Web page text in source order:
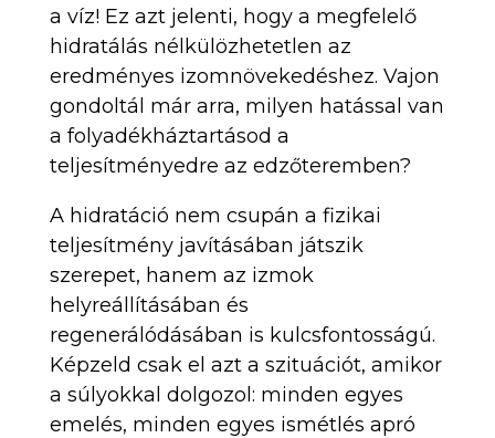
a víz! Ez azt jelenti, hogy a megfelelő
hidratálás nélkülözhetetlen az
eredményes izomnövekedéshez. Vajon
gondoltál már arra, milyen hatással van
a folyadékháztartásod a
teljesítményedre az edzőteremben?
A hidratáció nem csupán a fizikai
teljesítmény javításában játszik
szerepet, hanem az izmok
helyreállításában és
regenerálódásában is kulcsfontosságú.
Képzeld csak el azt a szituációt, amikor
a súlyokkal dolgozol: minden egyes
emelés, minden egyes ismétlés apró